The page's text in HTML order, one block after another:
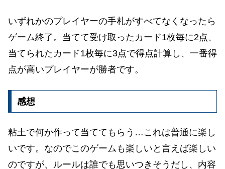
いずれかのプレイヤーの手札がすべてなくなったら
ゲーム終了。当てて受け取ったカード1枚毎に2点、
当てられたカード1枚毎に3点で得点計算し、一番得
点が高いプレイヤーが勝者です。
感想
粘土で何か作って当ててもらう…これは普通に楽し
いです。なのでこのゲームも楽しいと言えば楽しい
のですが、ルールは誰でも思いつきそうだし、内容